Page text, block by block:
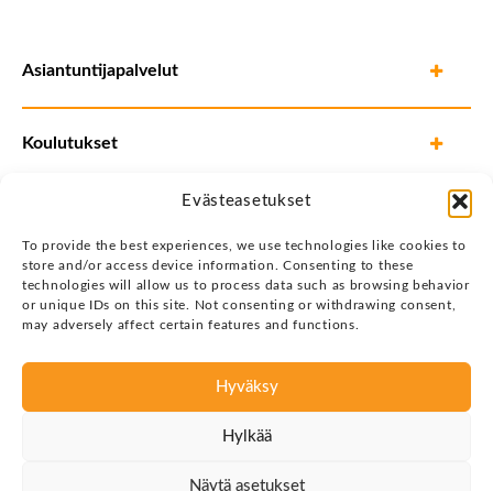
Evästeasetukset
To provide the best experiences, we use technologies like cookies to
store and/or access device information. Consenting to these
technologies will allow us to process data such as browsing behavior
or unique IDs on this site. Not consenting or withdrawing consent,
may adversely affect certain features and functions.
Hyväksy
Hylkää
Näytä asetukset
Asiantuntijapalvelut
Koulutukset
Tietosuojaseloste
Copyright © 2026 Justin Group Oy. Kaikki oikeudet